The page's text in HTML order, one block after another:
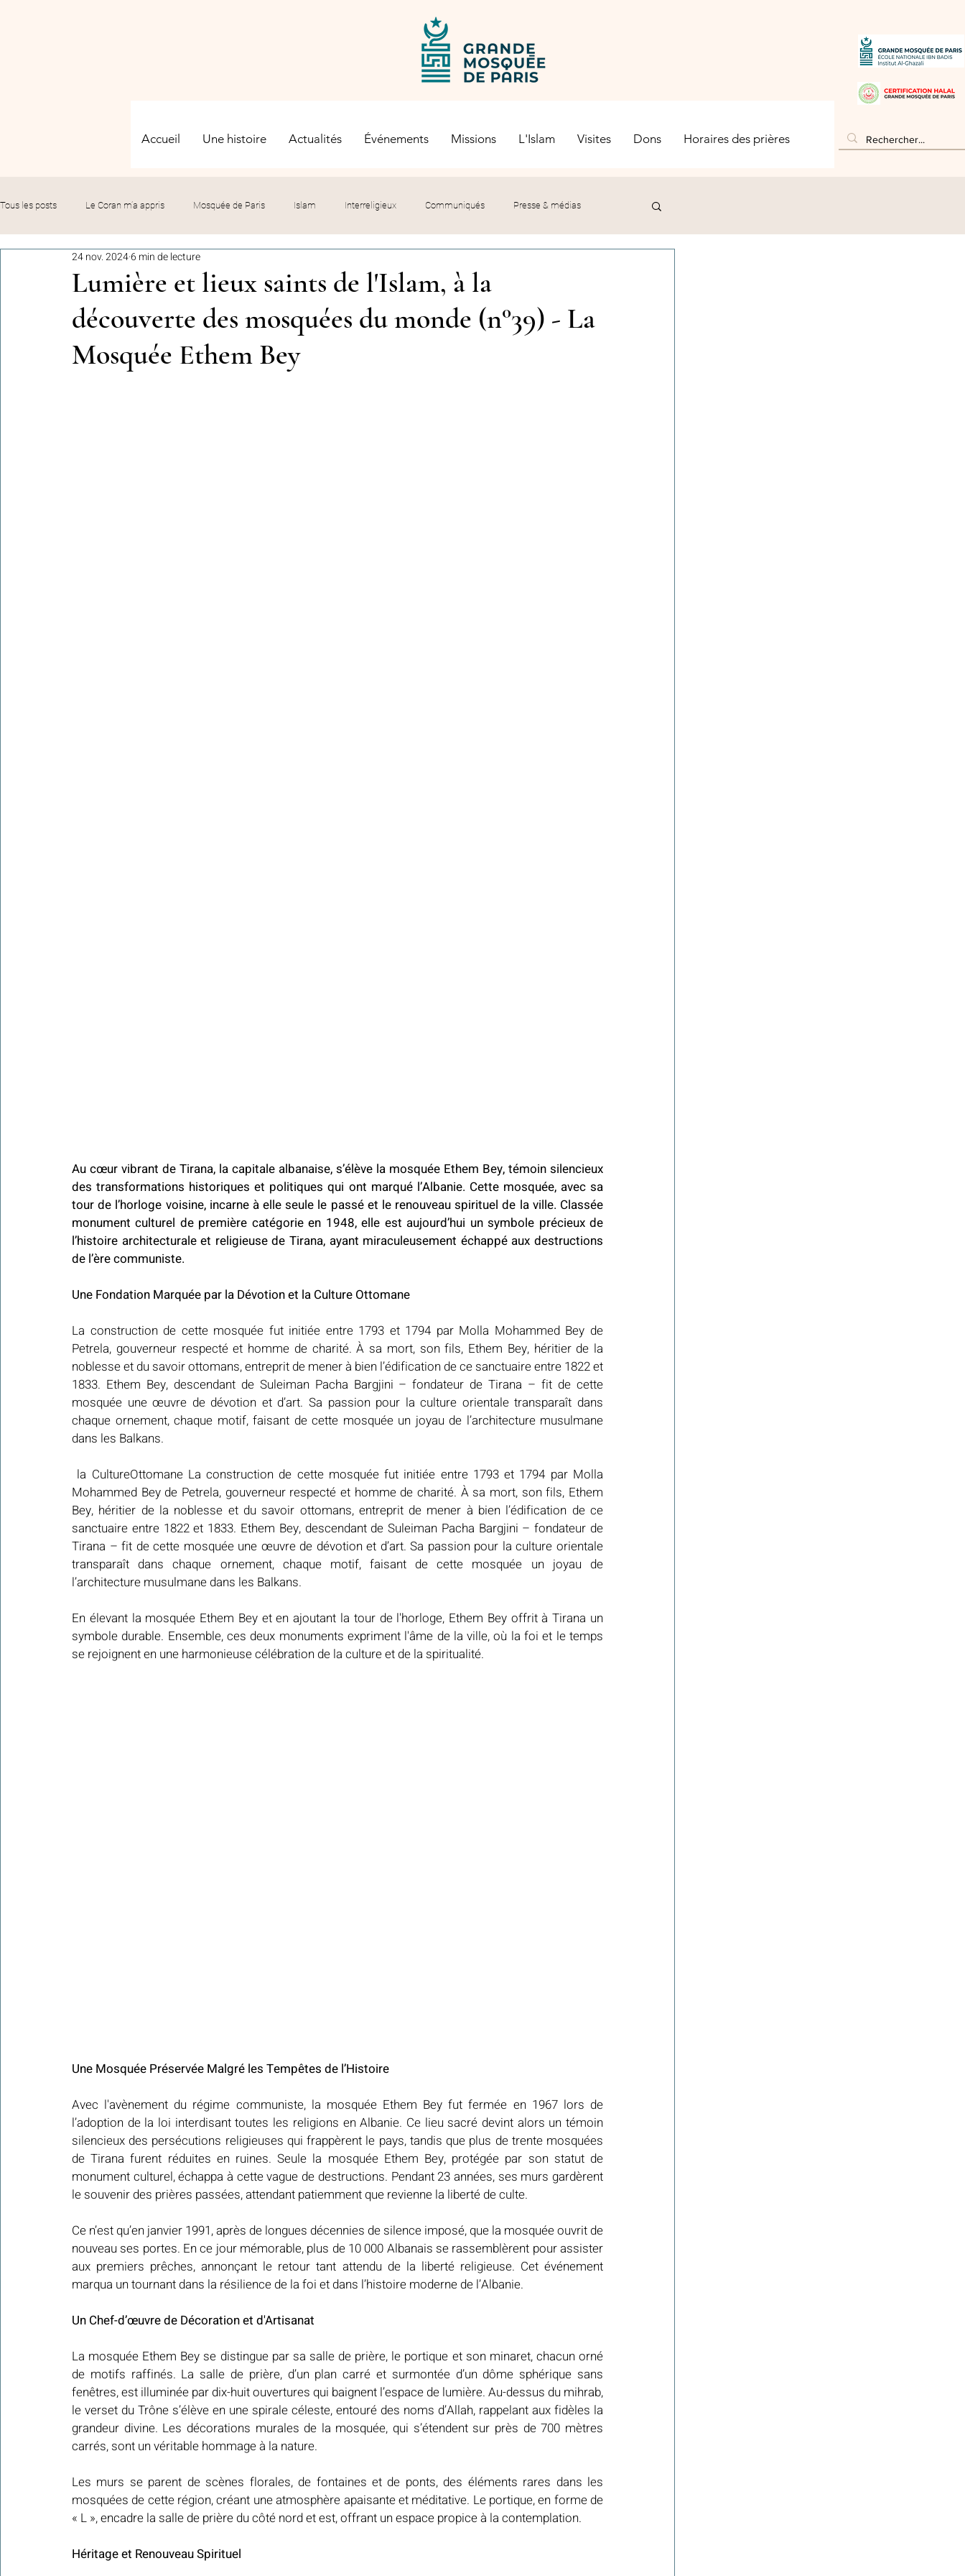
Accueil Une histoire Actualités Événements Missions L'Islam Visites Dons Horaires des prières
Tous les posts Le Coran m’a appris Mosquée de Paris Islam Interreligieux Communiqués Presse & médias
Evénements Solidarité Formation
commémorations Hommage Fédération GMP Le billet du Recteur Histoire Contexte politique
Lumière et lieux saints de l'Islam, à la
découverte des mosquées du monde (n°39) - La
Mosquée Ethem Bey
24 nov. 20246 min de lecture
Au cœur vibrant de Tirana, la capitale albanaise, s’élève la mosquée Ethem Bey, témoin silencieux
des transformations historiques et politiques qui ont marqué l’Albanie. Cette mosquée, avec sa
tour de l’horloge voisine, incarne à elle seule le passé et le renouveau spirituel de la ville. Classée
monument culturel de première catégorie en 1948, elle est aujourd’hui un symbole précieux de
l’histoire architecturale et religieuse de Tirana, ayant miraculeusement échappé aux destructions
de l’ère communiste.
Une Fondation Marquée par la Dévotion et la Culture Ottomane
La construction de cette mosquée fut initiée entre 1793 et 1794 par Molla Mohammed Bey de
Petrela, gouverneur respecté et homme de charité. À sa mort, son fils, Ethem Bey, héritier de la
noblesse et du savoir ottomans, entreprit de mener à bien l’édification de ce sanctuaire entre 1822 et
1833. Ethem Bey, descendant de Suleiman Pacha Bargjini – fondateur de Tirana – fit de cette
mosquée une œuvre de dévotion et d’art. Sa passion pour la culture orientale transparaît dans
chaque ornement, chaque motif, faisant de cette mosquée un joyau de l’architecture musulmane
dans les Balkans.
la CultureOttomane La construction de cette mosquée fut initiée entre 1793 et 1794 par Molla
Mohammed Bey de Petrela, gouverneur respecté et homme de charité. À sa mort, son fils, Ethem
Bey, héritier de la noblesse et du savoir ottomans, entreprit de mener à bien l’édification de ce
sanctuaire entre 1822 et 1833. Ethem Bey, descendant de Suleiman Pacha Bargjini – fondateur de
Tirana – fit de cette mosquée une œuvre de dévotion et d’art. Sa passion pour la culture orientale
transparaît dans chaque ornement, chaque motif, faisant de cette mosquée un joyau de
l’architecture musulmane dans les Balkans.
En élevant la mosquée Ethem Bey et en ajoutant la tour de l'horloge, Ethem Bey offrit à Tirana un
symbole durable. Ensemble, ces deux monuments expriment l'âme de la ville, où la foi et le temps
se rejoignent en une harmonieuse célébration de la culture et de la spiritualité.
Une Mosquée Préservée Malgré les Tempêtes de l’Histoire
Avec l'avènement du régime communiste, la mosquée Ethem Bey fut fermée en 1967 lors de
l’adoption de la loi interdisant toutes les religions en Albanie. Ce lieu sacré devint alors un témoin
silencieux des persécutions religieuses qui frappèrent le pays, tandis que plus de trente mosquées
de Tirana furent réduites en ruines. Seule la mosquée Ethem Bey, protégée par son statut de
monument culturel, échappa à cette vague de destructions. Pendant 23 années, ses murs gardèrent
le souvenir des prières passées, attendant patiemment que revienne la liberté de culte.
Ce n’est qu’en janvier 1991, après de longues décennies de silence imposé, que la mosquée ouvrit de
nouveau ses portes. En ce jour mémorable, plus de 10 000 Albanais se rassemblèrent pour assister
aux premiers prêches, annonçant le retour tant attendu de la liberté religieuse. Cet événement
marqua un tournant dans la résilience de la foi et dans l’histoire moderne de l’Albanie.
Un Chef-d’œuvre de Décoration et d'Artisanat
La mosquée Ethem Bey se distingue par sa salle de prière, le portique et son minaret, chacun orné
de motifs raffinés. La salle de prière, d’un plan carré et surmontée d’un dôme sphérique sans
fenêtres, est illuminée par dix-huit ouvertures qui baignent l’espace de lumière. Au-dessus du mihrab,
le verset du Trône s’élève en une spirale céleste, entouré des noms d’Allah, rappelant aux fidèles la
grandeur divine. Les décorations murales de la mosquée, qui s’étendent sur près de 700 mètres
carrés, sont un véritable hommage à la nature.
Les murs se parent de scènes florales, de fontaines et de ponts, des éléments rares dans les
mosquées de cette région, créant une atmosphère apaisante et méditative. Le portique, en forme de
« L », encadre la salle de prière du côté nord et est, offrant un espace propice à la contemplation.
Héritage et Renouveau Spirituel